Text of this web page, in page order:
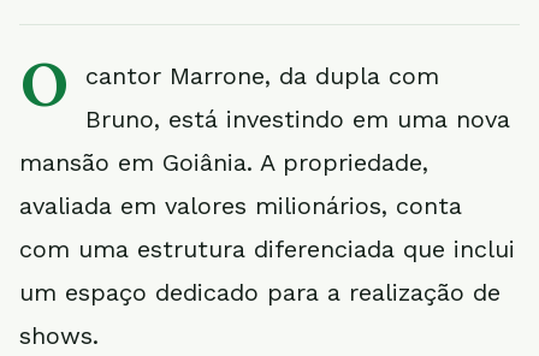
O
cantor Marrone, da dupla com
Bruno, está investindo em uma nova
mansão em Goiânia. A propriedade,
avaliada em valores milionários, conta
com uma estrutura diferenciada que inclui
um espaço dedicado para a realização de
shows.